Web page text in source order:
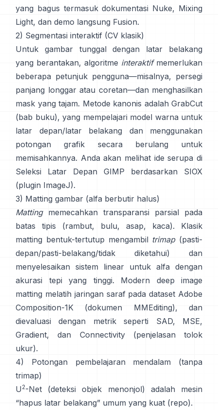
yang bagus termasukdokumentasi Nuke, Mixing
Light, dan demo langsung Fusion.
2) Segmentasi interaktif (CV klasik)
Untuk gambar tunggal dengan latar belakang
yang berantakan, algoritme interaktifmemerlukan
beberapa petunjuk pengguna—misalnya, persegi
panjang longgar atau coretan—dan menghasilkan
mask yang tajam. Metode kanonis adalah GrabCut
(bab buku), yang mempelajari model warna untuk
latar depan/latar belakang dan menggunakan
potongan grafik secara berulang untuk
memisahkannya. Anda akan melihat ide serupa di
Seleksi Latar Depan GIMP berdasarkan
SIOX
(plugin ImageJ).
3) Matting gambar (alfa berbutir halus)
Mattingmemecahkan transparansi parsial pada
batas tipis (rambut, bulu, asap, kaca). Klasik
matting bentuk-tertutup mengambil trimap(pasti-
depan/pasti-belakang/tidak diketahui) dan
menyelesaikan sistem linear untuk alfa dengan
akurasi tepi yang tinggi. Modern
deep image
matting melatih jaringan saraf pada dataset Adobe
Composition-1K (dokumen MMEditing), dan
dievaluasi dengan metrik seperti
SAD, MSE,
Gradient, dan Connectivity (penjelasan tolok
ukur).
4) Potongan pembelajaran mendalam (tanpa
trimap)
U 2-Net (deteksi objek menonjol) adalah mesin
“hapus latar belakang” umum yang kuat (repo).